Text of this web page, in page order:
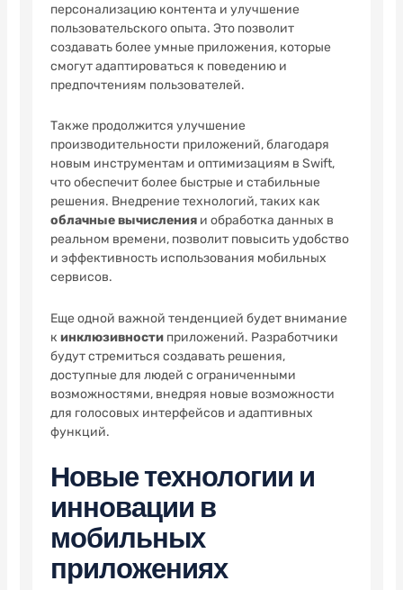
персонализацию контента и улучшение
пользовательского опыта. Это позволит
создавать более умные приложения, которые
смогут адаптироваться к поведению и
предпочтениям пользователей.
Также продолжится улучшение
производительности приложений, благодаря
новым инструментам и оптимизациям в Swift,
что обеспечит более быстрые и стабильные
решения. Внедрение технологий, таких как
облачные вычисленияи обработка данных в
реальном времени, позволит повысить удобство
и эффективность использования мобильных
сервисов.
Еще одной важной тенденцией будет внимание
к инклюзивностиприложений. Разработчики
будут стремиться создавать решения,
доступные для людей с ограниченными
возможностями, внедряя новые возможности
для голосовых интерфейсов и адаптивных
функций.
Новые технологии и
инновации в
мобильных
приложениях